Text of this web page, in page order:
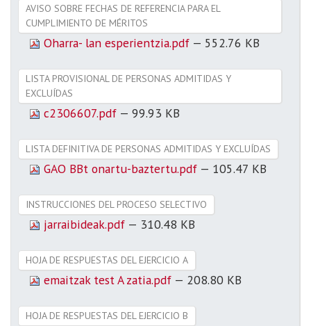
AVISO SOBRE FECHAS DE REFERENCIA PARA EL
CUMPLIMIENTO DE MÉRITOS
Oharra- lan esperientzia.pdf — 552.76 KB
LISTA PROVISIONAL DE PERSONAS ADMITIDAS Y
EXCLUÍDAS
c2306607.pdf — 99.93 KB
LISTA DEFINITIVA DE PERSONAS ADMITIDAS Y EXCLUÍDAS
GAO BBt onartu-baztertu.pdf — 105.47 KB
INSTRUCCIONES DEL PROCESO SELECTIVO
jarraibideak.pdf — 310.48 KB
HOJA DE RESPUESTAS DEL EJERCICIO A
emaitzak test A zatia.pdf — 208.80 KB
HOJA DE RESPUESTAS DEL EJERCICIO B